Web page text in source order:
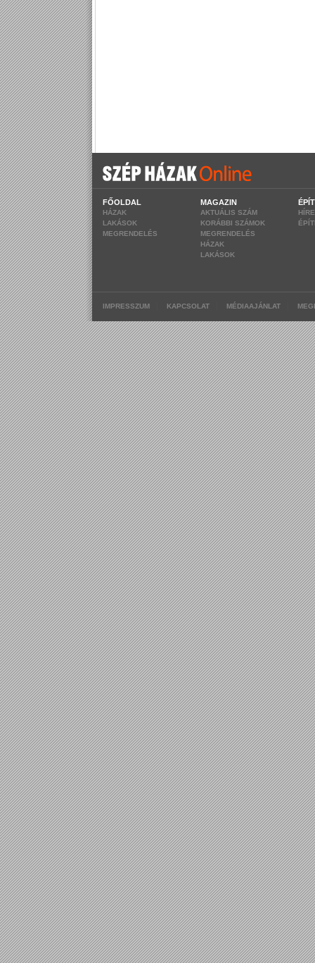
FŐOLDAL
HÁZAK
LAKÁSOK
MEGRENDELÉS
MAGAZIN
AKTUÁLIS SZÁM
KORÁBBI SZÁMOK
MEGRENDELÉS
HÁZAK
LAKÁSOK
IMPRESSZUM KAPCSOLAT MÉDIAAJÁNLAT